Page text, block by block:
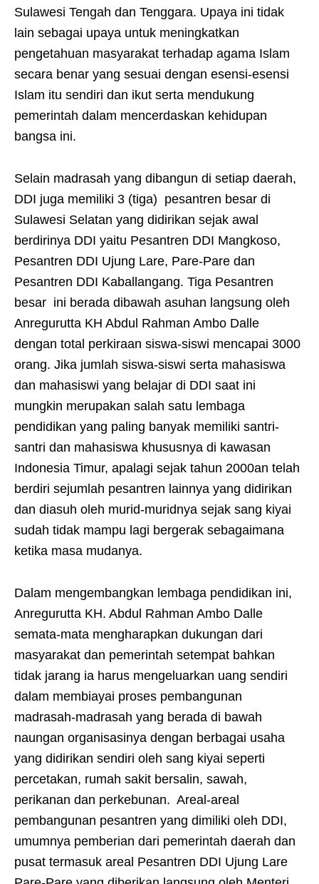
Sulawesi Tengah dan Tenggara. Upaya ini tidak
lain sebagai upaya untuk meningkatkan
pengetahuan masyarakat terhadap agama Islam
secara benar yang sesuai dengan esensi-esensi
Islam itu sendiri dan ikut serta mendukung
pemerintah dalam mencerdaskan kehidupan
bangsa ini.
Selain madrasah yang dibangun di setiap daerah,
DDI juga memiliki 3 (tiga) pesantren besar di
Sulawesi Selatan yang didirikan sejak awal
berdirinya DDI yaitu Pesantren DDI Mangkoso,
Pesantren DDI Ujung Lare, Pare-Pare dan
Pesantren DDI Kaballangang. Tiga Pesantren
besar ini berada dibawah asuhan langsung oleh
Anregurutta KH Abdul Rahman Ambo Dalle
dengan total perkiraan siswa-siswi mencapai 3000
orang. Jika jumlah siswa-siswi serta mahasiswa
dan mahasiswi yang belajar di DDI saat ini
mungkin merupakan salah satu lembaga
pendidikan yang paling banyak memiliki santri-
santri dan mahasiswa khususnya di kawasan
Indonesia Timur, apalagi sejak tahun 2000an telah
berdiri sejumlah pesantren lainnya yang didirikan
dan diasuh oleh murid-muridnya sejak sang kiyai
sudah tidak mampu lagi bergerak sebagaimana
ketika masa mudanya.
Dalam mengembangkan lembaga pendidikan ini,
Anregurutta KH. Abdul Rahman Ambo Dalle
semata-mata mengharapkan dukungan dari
masyarakat dan pemerintah setempat bahkan
tidak jarang ia harus mengeluarkan uang sendiri
dalam membiayai proses pembangunan
madrasah-madrasah yang berada di bawah
naungan organisasinya dengan berbagai usaha
yang didirikan sendiri oleh sang kiyai seperti
percetakan, rumah sakit bersalin, sawah,
perikanan dan perkebunan. Areal-areal
pembangunan pesantren yang dimiliki oleh DDI,
umumnya pemberian dari pemerintah daerah dan
pusat termasuk areal Pesantren DDI Ujung Lare